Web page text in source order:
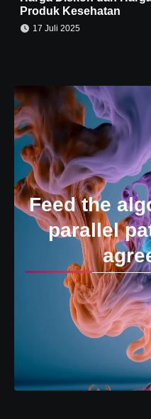
Produk Kesehatan
17 Juli 2025
Feed the
parallel